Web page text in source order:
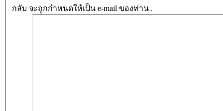
กลับ จะถูกกำหนดให้เป็น e-mail ของท่าน .